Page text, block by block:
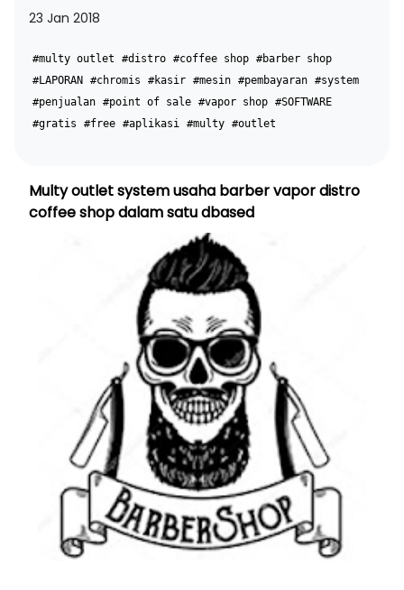
23 Jan 2018
#multy outlet #distro #coffee shop #barber shop
#LAPORAN #chromis #kasir #mesin #pembayaran #system
#penjualan #point of sale #vapor shop #SOFTWARE
#gratis
#free #aplikasi #multy #outlet
Multy outlet system usaha barber vapor distro
coffee shop dalam satu dbased